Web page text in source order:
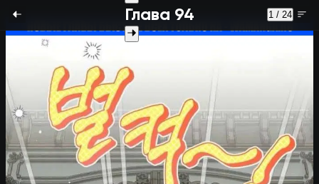
Глава 94 1 / 24